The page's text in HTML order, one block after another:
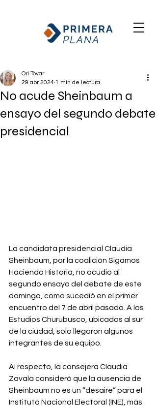
No acude Sheinbaum a
ensayo del segundo debate
presidencial
Ori Tovar
29 abr 2024 1 min de lectura
La candidata presidencial Claudia
Sheinbaum, por la coalición Sigamos
Haciendo Historia, no acudió al
segundo ensayo del debate de este
domingo, como sucedió en el primer
encuentro del 7 de abril pasado. A los
Estudios Churubusco, ubicados al sur
de la ciudad, sólo llegaron algunos
integrantes de su equipo.⁣
Al respecto, la consejera Claudia
Zavala consideró que la ausencia de
Sheinbaum no es un “desaire” para el
Instituto Nacional Electoral (INE), más